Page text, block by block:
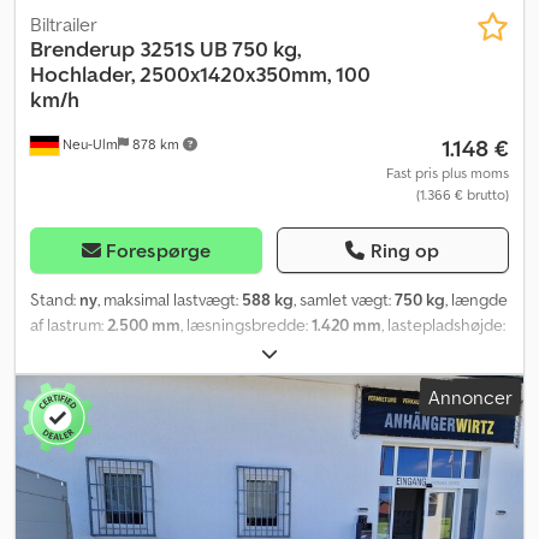
Neu-Ulm 878 km
Biltrailer
Brenderup 3251S UB 750 kg,
Hochlader, 2500x1420x350mm, 100
km/h
1.148 €
Fast pris plus moms
(1.366 € brutto)
Forespørge Ring op
Stand: ny, maksimal lastvægt: 588 kg, samlet vægt:750 kg, længde
af lastrum: 2.500 mm , læsningsbredde:1.420 mm , lastepladshøjde:
1,4 m³
960 mm, arbejdsbredde:1.490 mm, Producent: Brenderup, Type:
Brenderup 3251S UB, Tipvogn, stål. Tilladt totalvægt: 750 kg,
ubremset. Nyttelast: 588 kg. Egenvægt: 162 kg. Kasse-mål: 2500 x
1420 x 350 mm. Dækstørrelse: 13 tommer. Ladehøjde: 610 mm. Alle
sidevægge kan afmonteres og klappes ned. Inkl. 6 surringsøjer.
Pris inkl. registreringsattest (del II og COC-dokumenter). Vi har et
stort antal trailere fra følgende producenter på lager: Brenderup,
Annoncer